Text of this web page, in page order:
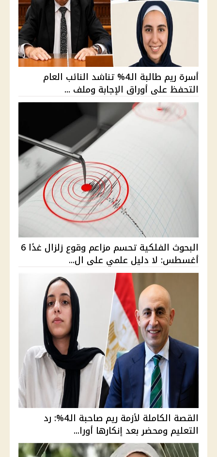
أسرة ريم طالبة الـ4% تناشد النائب العام
التحفظ على أوراق الإجابة وملف ...
البحوث الفلكية تحسم مزاعم وقوع زلزال غدًا 6
أغسطس: لا دليل علمي على ال...
القصة الكاملة لأزمة ريم صاحبة الـ4%: رد
التعليم ومحضر بعد إنكارها أورا...